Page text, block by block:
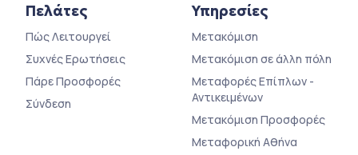
Πελάτες
Πώς Λειτουργεί
Συχνές Ερωτήσεις
Πάρε Προσφορές
Σύνδεση
Υπηρεσίες
Μετακόμιση
Μετακόμιση σε άλλη πόλη
Μεταφορές Επίπλων -
Αντικειμένων
Μετακόμιση Προσφορές
Μεταφορική Αθήνα